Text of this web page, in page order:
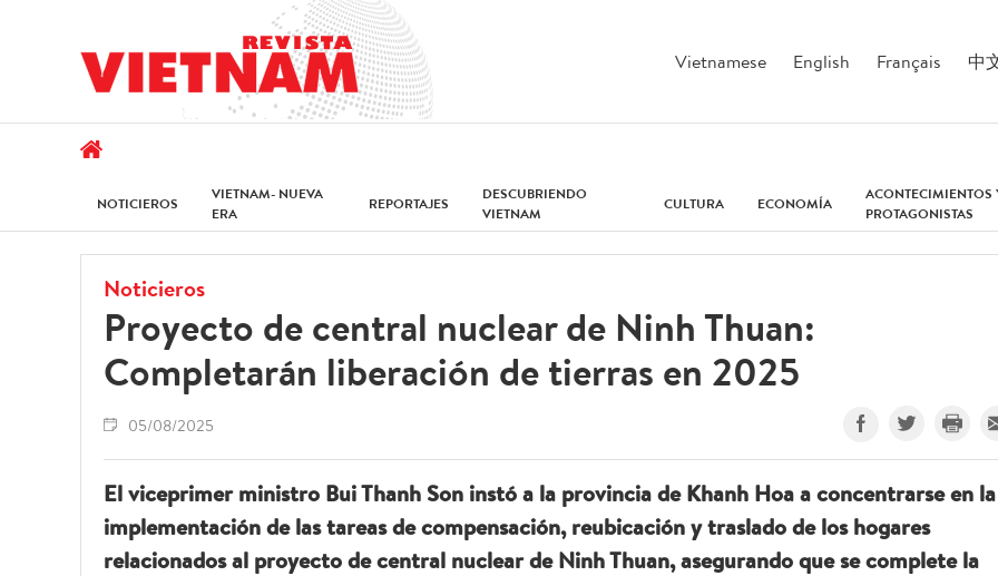
Vietnamese English Français 中
NOTICIEROS
VIETNAM- NUEVA
ERA
REPORTAJES
DESCUBRIENDO
VIETNAM
CULTURA ECONOMÍA
ACONTECIMIENTOS
PROTAGONISTAS
Noticieros
Proyecto de central nuclear de Ninh Thuan:
Completarán liberación de tierras en 2025
05/08/2025
El viceprimer ministro Bui Thanh Son instó a la provincia de Khanh Hoa a concentrarse en la
implementación de las tareas de compensación, reubicación y traslado de los hogares
relacionados al proyecto de central nuclear de Ninh Thuan, asegurando que se complete la